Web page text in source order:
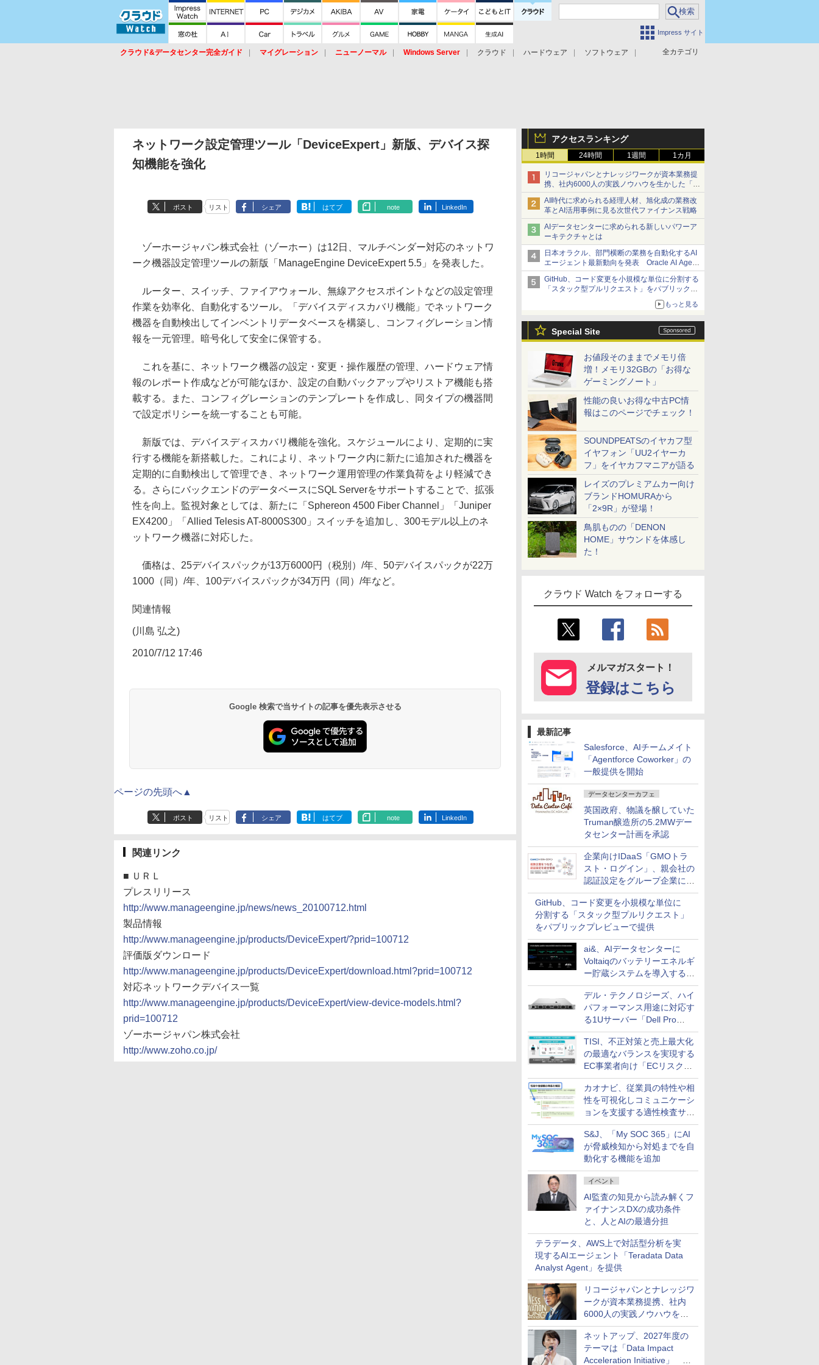
Impress サイト
全カテゴリ
クラウド&データセンター完全ガイド マイグレーション ニューノーマル Windows Server クラウド ハードウェア
ソフトウェア
アクセスランキング
1時間 24時間 1週間 1カ月
リコージャパンとナレッジワークが資本業務提
携、社内6000人の実践ノウハウを生かした「AI
商談記録 for RICOH」を展開へ
AI時代に求められる経理人材、旭化成の業務改
革とAI活用事例に見る次世代ファイナンス戦略
AIデータセンターに求められる新しいパワーア
ーキテクチャとは
日本オラクル、部門横断の業務を自動化するAI
エージェント最新動向を発表 Oracle AI Agent
Studioで企業の意思決定と開発を加速
GitHub、コード変更を小規模な単位に分割する
「スタック型プルリクエスト」をパブリックプ
もっと見る
Special Site
お値段そのままでメモリ倍
増！メモリ32GBの「お得な
ゲーミングノート」
性能の良いお得な中古PC情
報はこのページでチェック！
SOUNDPEATSのイヤカフ型
イヤフォン「UU2イヤーカ
フ」をイヤカフマニアが語る
レイズのプレミアムカー向け
ブランドHOMURAから
「2×9R」が登場！
鳥肌ものの「DENON
HOME」サウンドを体感し
た！
クラウド Watch をフォローする
メルマガスタート！
登録はこちら
最新記事
Salesforce、AIチームメイト
「Agentforce Coworker」の
一般提供を開始
データセンターカフェ
英国政府、物議を醸していた
Truman醸造所の5.2MWデー
タセンター計画を承認
企業向けIDaaS「GMOトラ
スト・ログイン」、親会社の
認証設定をグループ企業に展
開できる新機能を提供
GitHub、コード変更を小規模な単位に
分割する「スタック型プルリクエスト」
をパブリックプレビューで提供
ai&、AIデータセンターに
Voltaiqのバッテリーエネルギ
ー貯蔵システムを導入する計
画を発表
デル・テクノロジーズ、ハイ
パフォーマンス用途に対応す
る1Uサーバー「Dell Pro
Precision 7 R1ラック」を発
売
TISI、不正対策と売上最大化
の最適なバランスを実現する
EC事業者向け「ECリスク対
策設計・運用支援サービス」
カオナビ、従業員の特性や相
性を可視化しコミュニケーシ
ョンを支援する適性検査サー
ビスを提供
S&J、「My SOC 365」にAI
が脅威検知から対処までを自
動化する機能を追加
イベント
AI監査の知見から読み解くフ
ァイナンスDXの成功条件
と、人とAIの最適分担
テラデータ、AWS上で対話型分析を実
現するAIエージェント「Teradata Data
Analyst Agent」を提供
リコージャパンとナレッジワ
ークが資本業務提携、社内
6000人の実践ノウハウを生
かした「AI商談記録 for
RICOH」を展開へ
ネットアップ、2027年度の
テーマは「Data Impact
Acceleration Initiative」 AI
ネットワーク設定管理ツール「DeviceExpert」新版、デバイス探
知機能を強化
ポスト リスト シェア はてブ note LinkedIn
ゾーホージャパン株式会社（ゾーホー）は12日、マルチベンダー対応のネットワ
ーク機器設定管理ツールの新版「ManageEngine DeviceExpert 5.5」を発表した。
ルーター、スイッチ、ファイアウォール、無線アクセスポイントなどの設定管理
作業を効率化、自動化するツール。「デバイスディスカバリ機能」でネットワーク
機器を自動検出してインベントリデータベースを構築し、コンフィグレーション情
報を一元管理。暗号化して安全に保管する。
これを基に、ネットワーク機器の設定・変更・操作履歴の管理、ハードウェア情
報のレポート作成などが可能なほか、設定の自動バックアップやリストア機能も搭
載する。また、コンフィグレーションのテンプレートを作成し、同タイプの機器間
で設定ポリシーを統一することも可能。
新版では、デバイスディスカバリ機能を強化。スケジュールにより、定期的に実
行する機能を新搭載した。これにより、ネットワーク内に新たに追加された機器を
定期的に自動検出して管理でき、ネットワーク運用管理の作業負荷をより軽減でき
る。さらにバックエンドのデータベースにSQL Serverをサポートすることで、拡張
性を向上。監視対象としては、新たに「Sphereon 4500 Fiber Channel」「Juniper
EX4200」「Allied Telesis AT-8000S300」スイッチを追加し、300モデル以上のネ
ットワーク機器に対応した。
価格は、25デバイスパックが13万6000円（税別）/年、50デバイスパックが22万
1000（同）/年、100デバイスパックが34万円（同）/年など。
関連情報
(川島 弘之)
2010/7/12 17:46
Google 検索で当サイトの記事を優先表示させる
ページの先頭へ▲
ポスト リスト シェア はてブ note LinkedIn
関連リンク
■ ＵＲＬ
プレスリリース
http://www.manageengine.jp/news/news_20100712.html
製品情報
http://www.manageengine.jp/products/DeviceExpert/?prid=100712
評価版ダウンロード
http://www.manageengine.jp/products/DeviceExpert/download.html?prid=100712
対応ネットワークデバイス一覧
http://www.manageengine.jp/products/DeviceExpert/view-device-models.html?
prid=100712
ゾーホージャパン株式会社
http://www.zoho.co.jp/